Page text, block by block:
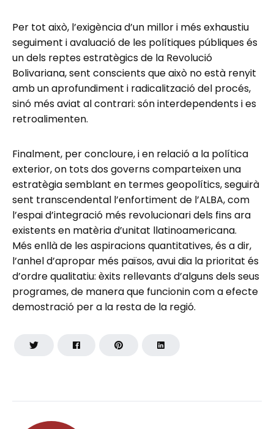
Per tot això, l’exigència d’un millor i més exhaustiu
seguiment i avaluació de les polítiques públiques és
un dels reptes estratègics de la Revolució
Bolivariana, sent conscients que això no està renyit
amb un aprofundiment i radicalització del procés,
sinó més aviat al contrari: són interdependents i es
retroalimenten.
Finalment, per concloure, i en relació a la política
exterior, on tots dos governs comparteixen una
estratègia semblant en termes geopolítics, seguirà
sent transcendental l’enfortiment de l’ALBA, com
l’espai d’integració més revolucionari dels fins ara
existents en matèria d’unitat llatinoamericana.
Més enllà de les aspiracions quantitatives, és a dir,
l’anhel d’apropar més països, avui dia la prioritat és
d’ordre qualitatiu: èxits rellevants d’alguns dels seus
programes, de manera que funcionin com a efecte
demostració per a la resta de la regió.